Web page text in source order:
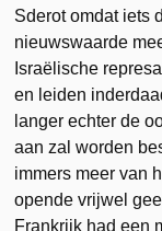
Sderot omdat iets
nieuwswaarde
Israëlische
en leiden
langer echter de
aan zal worden
immers meer van
opende vrijwel
Frankrijk had een